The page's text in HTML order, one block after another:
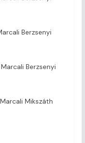
Berzsenyi
Mikszáth